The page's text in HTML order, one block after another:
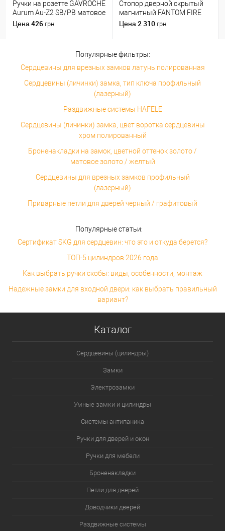
Ручки на розетте GAVROCHE
Aurum Au-Z2 SB/PB матовое
золото/золото
Цена 426 грн.
Стопор дверной скрытый
магнитный FANTOM FIRE
хром матовый
Цена 2 310 грн.
Популярные фильтры:
Сердцевины для врезных замков латунь полированная
Сердцевины (личинки) замка, тип ключа профильный
(лазерный)
Раздвижные системы HAFELE
Сердцевины (личинки) замка, цвет воротка сердцевины
хром полированный
Броненакладки на замок, цветной оттенок золото /
матовое золото / желтый
Сердцевины для врезных замков профильный
(лазерный)
Приварные петли для дверей черный / графитовый
Популярные статьи:
Сертификат SKG для сердцевин: что это и откуда берется?
ТОП-5 цилиндров 2026 года
Как выбрать ручки скобы: виды, особенности, монтаж
Надежные замки для входной двери: как выбрать правильный
вариант?
Каталог
Сердцевины (цилиндры)
Замки
Электрозамки
Умные замки и цилиндры
Системы антипаника
Ручки для дверей и окон
Ручки для мебели
Броненакладки
Петли для дверей
Доводчики дверей
Раздвижные системы